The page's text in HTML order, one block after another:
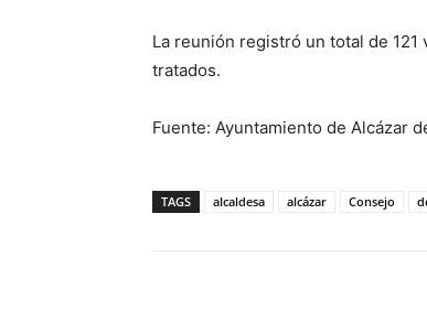
La reunión registró un total de
tratados.
Fuente: Ayuntamiento de Alcázar
TAGS alcaldesa alcázar Consejo